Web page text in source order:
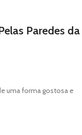
Paredes da
uma forma gostosa e